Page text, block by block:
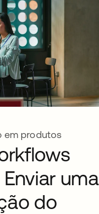
em produtos
uma
do